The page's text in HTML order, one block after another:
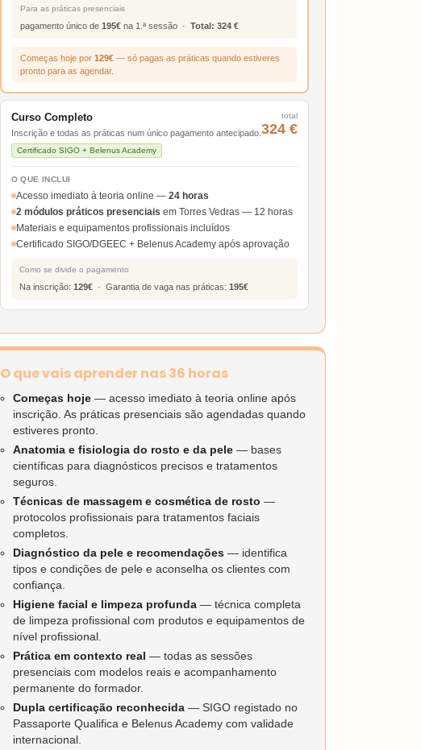
Para as práticas presenciais
pagamento único de 195€na 1.ª sessão · Total: 324 €
Começas hoje por 129€— só pagas as práticas quando estiveres
pronto para as agendar.
Curso Completo
Inscrição e todas as práticas num único pagamento antecipado.
Certificado SIGO + Belenus Academy
total
324 €
O QUE INCLUI
Acesso imediato à teoria online — 24 horas
2 módulos práticos presenciais em Torres Vedras — 12 horas
Materiais e equipamentos profissionais incluídos
Certificado SIGO/DGEEC + Belenus Academy após aprovação
Como se divide o pagamento
Na inscrição: 129€· Garantia de vaga nas práticas: 195€
O que vais aprender nas 36 horas
Começas hoje— acesso imediato à teoria online após
inscrição. As práticas presenciais são agendadas quando
estiveres pronto.
Anatomia e fisiologia do rosto e da pele— bases
científicas para diagnósticos precisos e tratamentos
seguros.
Técnicas de massagem e cosmética de rosto —
protocolos profissionais para tratamentos faciais
completos.
Diagnóstico da pele e recomendações— identifica
tipos e condições de pele e aconselha os clientes com
confiança.
Higiene facial e limpeza profunda— técnica completa
de limpeza profissional com produtos e equipamentos de
nível profissional.
Prática em contexto real — todas as sessões
presenciais com modelos reais e acompanhamento
permanente do formador.
Dupla certificação reconhecida— SIGO registado no
Passaporte Qualifica e Belenus Academy com validade
internacional.